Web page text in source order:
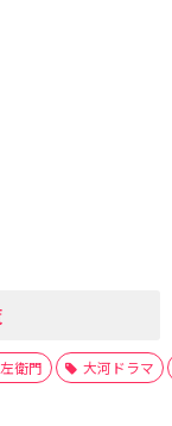
衛門 大河ドラマ